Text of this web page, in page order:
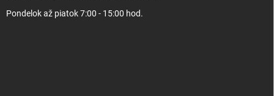
Pondelok až piatok 7:00 - 15:00 hod.